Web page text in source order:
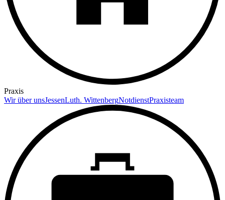
Praxis
Wir über unsJessenLuth. WittenbergNotdienstPraxisteam